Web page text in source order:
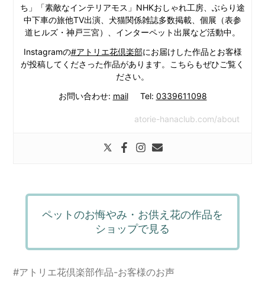
ち」「素敵なインテリアモス」NHKおしゃれ工房、ぶらり途
中下車の旅他TV出演、犬猫関係雑誌多数掲載、個展（表参
道ヒルズ・神戸三宮）、インターペット出展など活動中。
Instagramの#アトリエ花倶楽部にお届けした作品とお客様
が投稿してくださった作品があります。こちらもぜひご覧く
ださい。
お問い合わせ: mailTel: 0339611098
atorie-hanaclub.com/about
ペットのお悔やみ・お供え花の作品を
ショップで見る
#アトリエ花倶楽部作品-お客様のお声